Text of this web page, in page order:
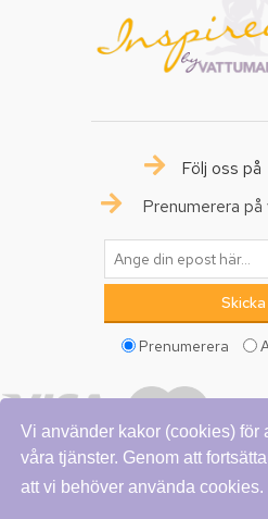
Vi använder kakor (cookies) för
våra tjänster. Genom att
att vi behöver använda cookies.
Följ oss på
Prenumerera
Prenumerera